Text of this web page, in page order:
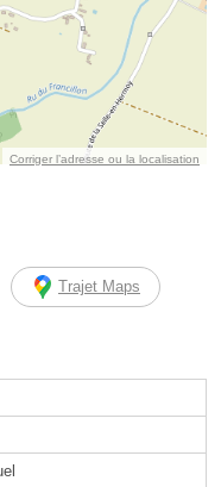
Corriger l’adresse ou la localisation
Trajet Maps